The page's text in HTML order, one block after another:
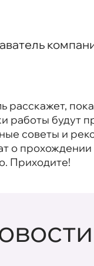
работы
советы и
о
Приходите!